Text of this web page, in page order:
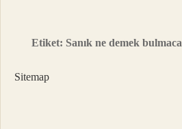
Etiket: Sanık ne demek bulmaca
Sitemap